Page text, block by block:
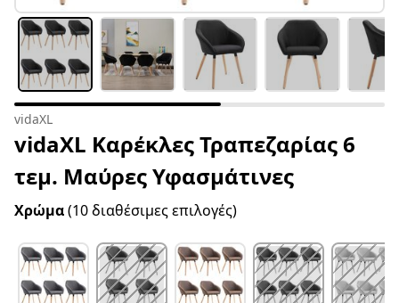
vidaXL
vidaXL Καρέκλες Τραπεζαρίας 6
τεμ. Μαύρες Υφασμάτινες
Χρώμα(10 διαθέσιμες επιλογές)